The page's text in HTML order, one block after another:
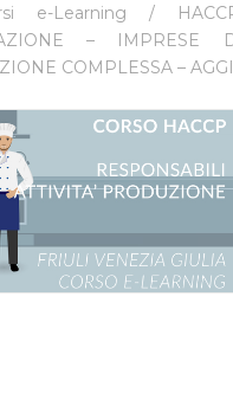
e-Learning /
– IMPRESE
COMPLESSA –